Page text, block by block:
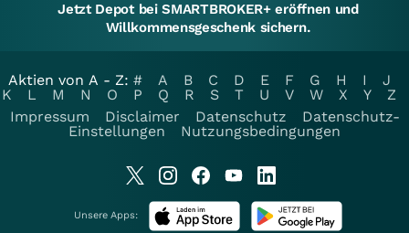
Jetzt Depot bei SMARTBROKER+ eröffnen und
Willkommensgeschenk sichern.
Aktien von A - Z: # A B C D E F G H I
J
K
L M N O P Q R S T U V W X Y
Z
Impressum
Disclaimer Datenschutz
Datenschutz-
Einstellungen
Nutzungsbedingungen
Unsere Apps: